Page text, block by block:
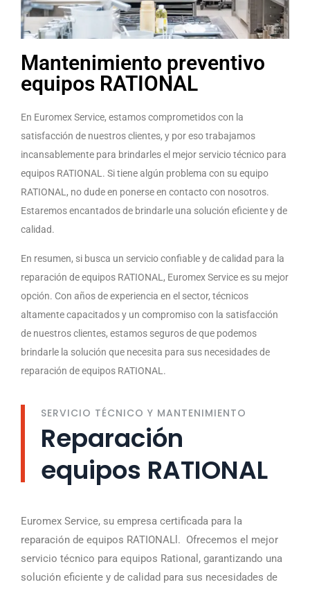
Mantenimiento preventivo
equipos RATIONAL
En Euromex Service, estamos comprometidos con la
satisfacción de nuestros clientes, y por eso trabajamos
incansablemente para brindarles el mejor servicio técnico para
equipos RATIONAL. Si tiene algún problema con su equipo
RATIONAL, no dude en ponerse en contacto con nosotros.
Estaremos encantados de brindarle una solución eficiente y de
calidad.
En resumen, si busca un servicio confiable y de calidad para la
reparación de equipos RATIONAL, Euromex Service es su mejor
opción. Con años de experiencia en el sector, técnicos
altamente capacitados y un compromiso con la satisfacción
de nuestros clientes, estamos seguros de que podemos
brindarle la solución que necesita para sus necesidades de
reparación de equipos RATIONAL.
SERVICIO TÉCNICO Y MANTENIMIENTO
Reparación
equipos RATIONAL
Euromex Service, su empresa certificada para la
reparación de equipos RATIONALl. Ofrecemos el mejor
servicio técnico para equipos Rational, garantizando una
solución eficiente y de calidad para sus necesidades de